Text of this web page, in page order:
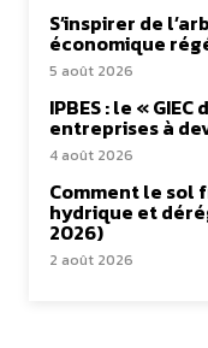
S’inspirer de
économique
5 août 2026
IPBES : le «
entreprises à
4 août 2026
Comment le sol
hydrique et
2026)
2 août 2026